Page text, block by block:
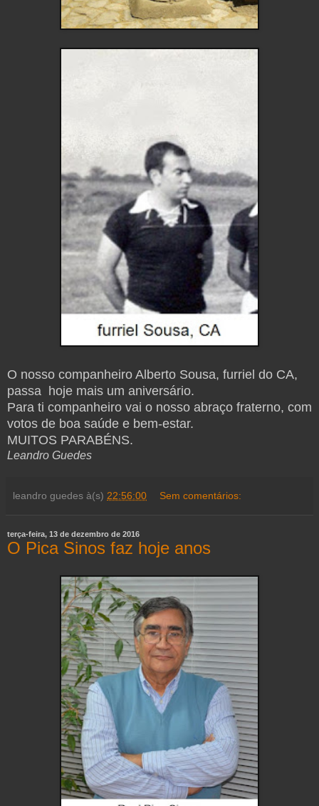
O nosso companheiro Alberto Sousa, furriel do CA,
passa hoje mais um aniversário.
Para ti companheiro vai o nosso abraço fraterno, com
votos de boa saúde e bem-estar.
MUITOS PARABÉNS.
Leandro Guedes
leandro guedes à(s) 22:56:00 Sem comentários:
terça-feira, 13 de dezembro de 2016
O Pica Sinos faz hoje anos